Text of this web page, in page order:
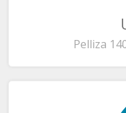
Pelliza